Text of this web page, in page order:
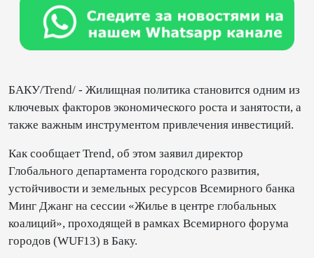
БАКУ/Trend/ - Жилищная политика становится одним из
ключевых факторов экономического роста и занятости, а
также важным инструментом привлечения инвестиций.
Как сообщает Trend, об этом заявил директор
Глобального департамента городского развития,
устойчивости и земельных ресурсов Всемирного банка
Минг Джанг на сессии «Жилье в центре глобальных
коалиций», проходящей в рамках Всемирного форума
городов (WUF13) в Баку.